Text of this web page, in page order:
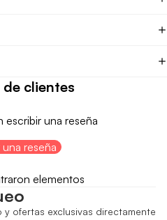
de clientes
escribir una reseña
una reseña
elementos
y ofertas exclusivas directamente